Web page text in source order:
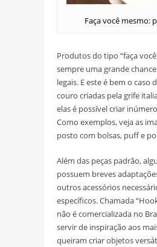
Faça você mesmo:
Produtos do tipo “faça
sempre uma grande
legais. E este é bem o caso
couro criadas pela grife
elas é possível criar
Como exemplos, veja as
posto com bolsas, puff e
Além das peças padrão,
possuem breves
outros acessórios
específicos. Chamada
não é comercializada no
servir de inspiração aos
queiram criar objetos